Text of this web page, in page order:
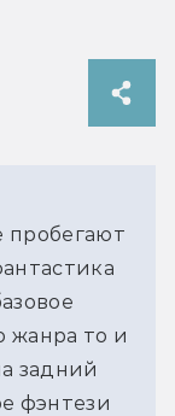
пробегают
жанра то и
задний
фэнтези